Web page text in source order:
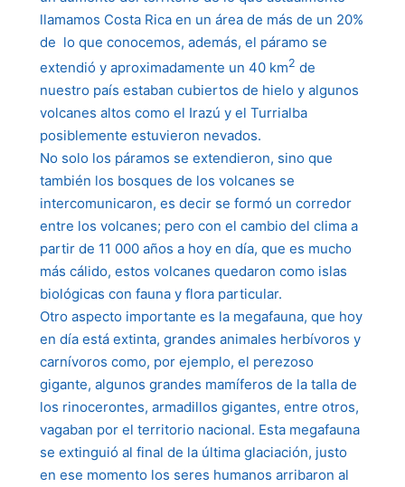
llamamos Costa Rica en un área de más de un 20%
de lo que conocemos, además, el páramo se
extendió y aproximadamente un 40 km2 de
nuestro país estaban cubiertos de hielo y algunos
volcanes altos como el Irazú y el Turrialba
posiblemente estuvieron nevados.
No solo los páramos se extendieron, sino que
también los bosques de los volcanes se
intercomunicaron, es decir se formó un corredor
entre los volcanes; pero con el cambio del clima a
partir de 11 000 años a hoy en día, que es mucho
más cálido, estos volcanes quedaron como islas
biológicas con fauna y flora particular.
Otro aspecto importante es la megafauna, que hoy
en día está extinta, grandes animales herbívoros y
carnívoros como, por ejemplo, el perezoso
gigante, algunos grandes mamíferos de la talla de
los rinocerontes, armadillos gigantes, entre otros,
vagaban por el territorio nacional. Esta megafauna
se extinguió al final de la última glaciación, justo
en ese momento los seres humanos arribaron al